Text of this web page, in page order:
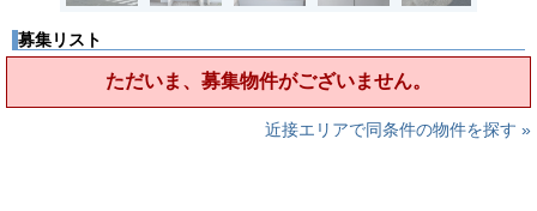
募集リスト
ただいま、募集物件がございません。
近接エリアで同条件の物件を探す »